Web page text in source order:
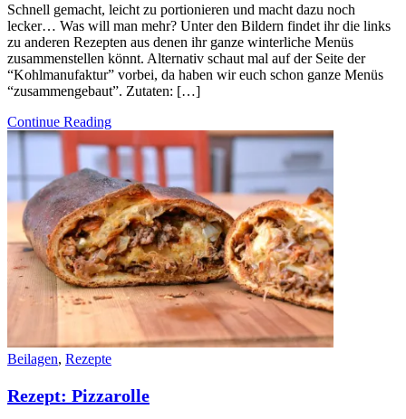
Schnell gemacht, leicht zu portionieren und macht dazu noch
lecker… Was will man mehr? Unter den Bildern findet ihr die links
zu anderen Rezepten aus denen ihr ganze winterliche Menüs
zusammenstellen könnt. Alternativ schaut mal auf der Seite der
“Kohlmanufaktur” vorbei, da haben wir euch schon ganze Menüs
“zusammengebaut”. Zutaten: […]
Continue Reading
Beilagen, Rezepte
Rezept: Pizzarolle